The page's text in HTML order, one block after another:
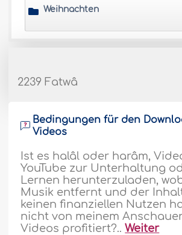
Weihnachten
2239 Fatwâ
Bedingungen für den
Videos
Ist es halâl oder harâm,
YouTube zur Unterhaltung
Lernen herunterzuladen,
Musik entfernt und der
keinen finanziellen Nutzen
nicht von meinem
Videos profitiert?..Weiter